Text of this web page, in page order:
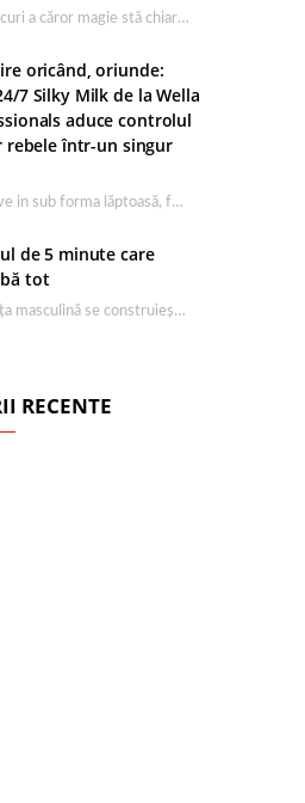
Sunt locuri a căror magie stă chiar în firea lor naturală, iar Lacul Ursu din…
oricând, oriunde:
7 Silky Milk de la Wella
aduce controlul
rebele într-un singur
Un leave in sub forma lăptoasă, fără clătire care completează rutina Ultimate Smooth și transformă…
de 5 minute care
tot
Eleganța masculină se construiește dimineața, în câteva minute și cu produsele potrivite. O rutină de…
RECENTE